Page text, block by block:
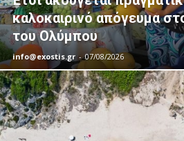
καλοκαιρινό απόγευμα
του Ολύμπου
info@exostis.gr - 07/08/2026